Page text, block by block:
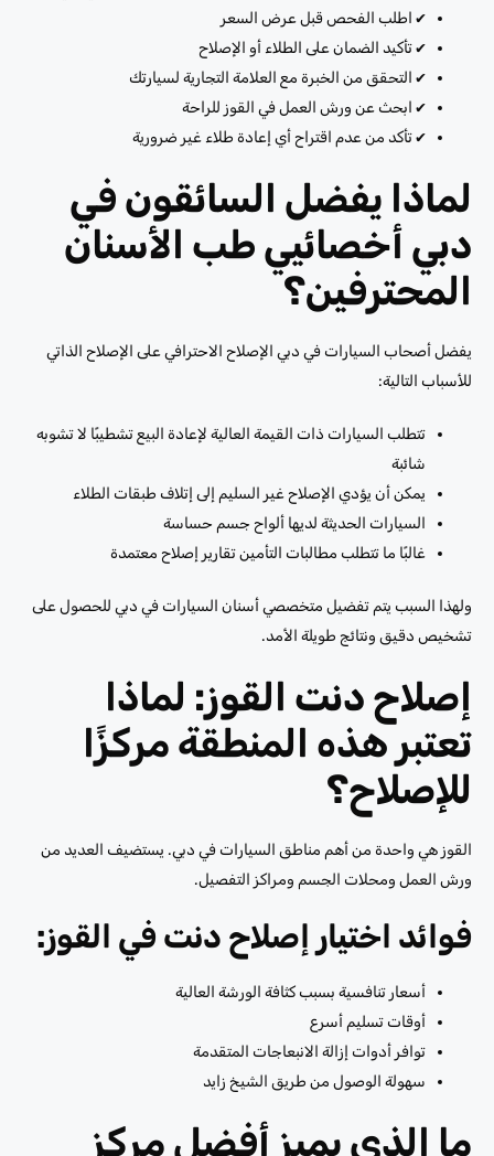
✔️ اطلب الفحص قبل عرض السعر
✔️تأكيد الضمان على الطلاء أو الإصلاح
✔️ التحقق من الخبرة مع العلامة التجارية لسيارتك
✔️ ابحث عن ورش العمل في القوز للراحة
✔️تأكد من عدم اقتراح أي إعادة طلاء غير ضرورية
لماذا يفضل السائقون في
دبي أخصائيي طب الأسنان
المحترفين؟
يفضل أصحاب السيارات في دبي الإصلاح الاحترافي على الإصلاح الذاتي
للأسباب التالية:
تتطلب السيارات ذات القيمة العالية لإعادة البيع تشطيبًا لا تشوبه
شائبة
يمكن أن يؤدي الإصلاح غير السليم إلى إتلاف طبقات الطلاء
السيارات الحديثة لديها ألواح جسم حساسة
غالبًا ما تتطلب مطالبات التأمين تقارير إصلاح معتمدة
ولهذا السبب يتم تفضيل متخصصي أسنان السيارات في دبي للحصول على
تشخيص دقيق ونتائج طويلة الأمد.
إصلاح دنت القوز: لماذا
تعتبر هذه المنطقة مركزًا
للإصلاح؟
القوز هي واحدة من أهم مناطق السيارات في دبي. يستضيف العديد من
ورش العمل ومحلات الجسم ومراكز التفصيل.
فوائد اختيار إصلاح دنت في القوز:
أسعار تنافسية بسبب كثافة الورشة العالية
أوقات تسليم أسرع
توافر أدوات إزالة الانبعاجات المتقدمة
سهولة الوصول من طريق الشيخ زايد
ما الذي يميز أفضل مركز